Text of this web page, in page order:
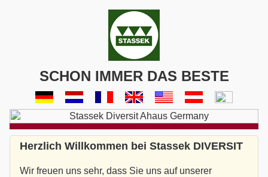
SCHON IMMER DAS BESTE
Herzlich Willkommen bei Stassek DIVERSIT
Wir freuen uns sehr, dass Sie uns auf unserer